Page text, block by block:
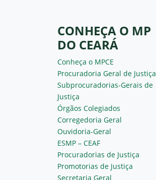
CONHEÇA O MP
DO CEARÁ
Conheça o MPCE
Procuradoria Geral de Justiça
Subprocuradorias-Gerais de
Justiça
Órgãos Colegiados
Corregedoria Geral
Ouvidoria-Geral
ESMP – CEAF
Procuradorias de Justiça
Promotorias de Justiça
Secretaria Geral